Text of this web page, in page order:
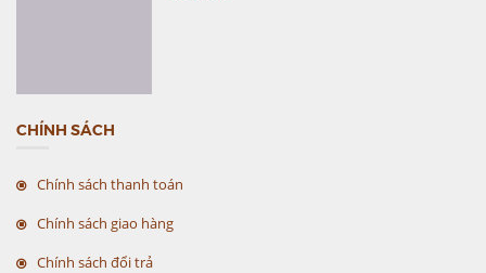
CHÍNH SÁCH
Chính sách thanh toán
Chính sách giao hàng
Chính sách đổi trả